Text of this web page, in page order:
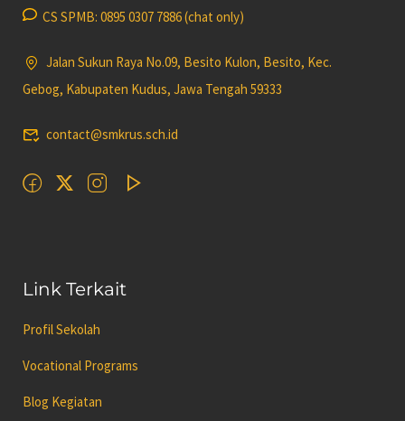
CS SPMB: 0895 0307 7886 (chat only)
Jalan Sukun Raya No.09, Besito Kulon, Besito, Kec.
Gebog, Kabupaten Kudus, Jawa Tengah 59333
contact@smkrus.sch.id
Link Terkait
Profil Sekolah
Vocational Programs
Blog Kegiatan